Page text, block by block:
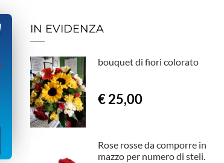
IN EVIDENZA
bouquet di fiori colorato
€ 25,00
Rose rosse da comporre in
mazzo per numero di steli.